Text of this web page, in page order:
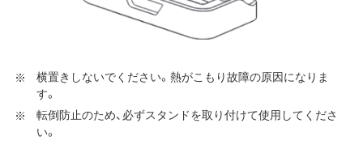
横置きしないでください。熱がこもり故障の原因になりま
す。
転倒防止のため、必ずスタンドを取り付けて使用してくださ
い。